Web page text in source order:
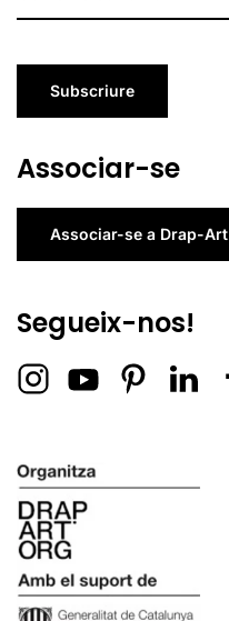
Subscriure
Associar-se
Associar-se a Drap-Art
Segueix-nos!